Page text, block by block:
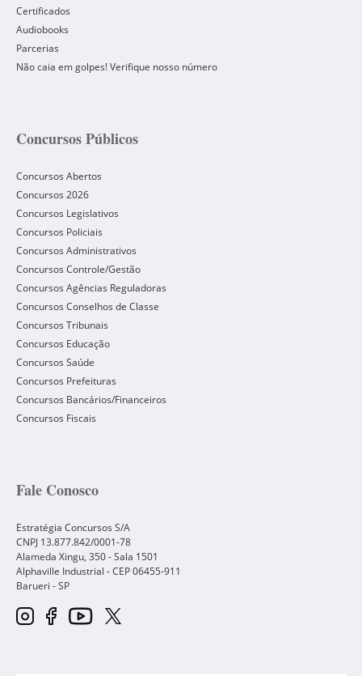
Certificados
Audiobooks
Parcerias
Não caia em golpes! Verifique nosso número
Concursos Públicos
Concursos Abertos
Concursos 2026
Concursos Legislativos
Concursos Policiais
Concursos Administrativos
Concursos Controle/Gestão
Concursos Agências Reguladoras
Concursos Conselhos de Classe
Concursos Tribunais
Concursos Educação
Concursos Saúde
Concursos Prefeituras
Concursos Bancários/Financeiros
Concursos Fiscais
Fale Conosco
Estratégia Concursos S/A
CNPJ 13.877.842/0001-78
Alameda Xingu, 350 - Sala 1501
Alphaville Industrial - CEP06455-911
Barueri -SP